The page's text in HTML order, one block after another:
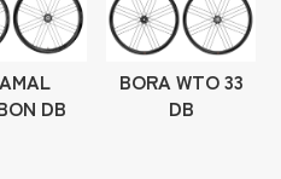
DB
BORA WTO 33
DB